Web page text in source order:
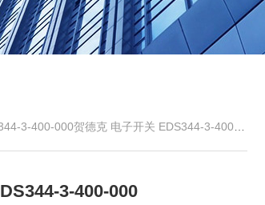
3-400-000贺德克 电子开关 EDS344-3-400-000
3-400-000